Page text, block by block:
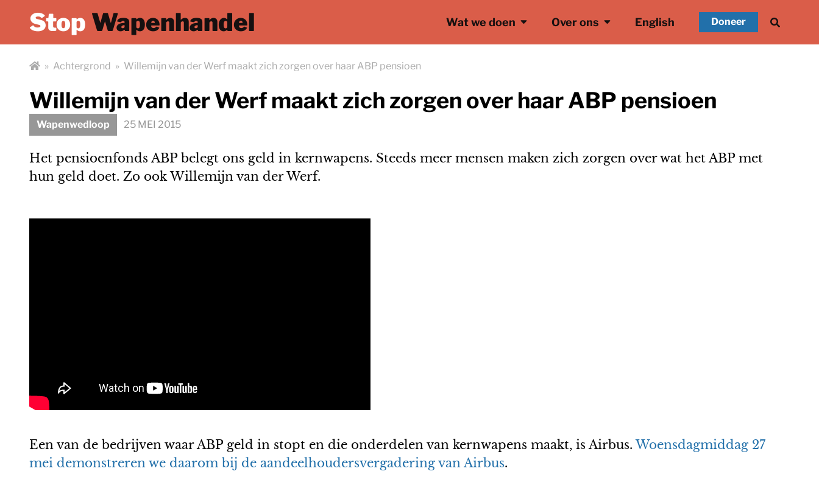
Stop Wapenhandel Wat we doen Over ons English Doneer
» Achtergrond » Willemijn van der Werf maakt zich zorgen over haar ABP pensioen
Willemijn van der Werf maakt zich zorgen over haar ABP pensioen
Wapenwedloop 25 MEI 2015
Het pensioenfonds ABP belegt ons geld in kernwapens. Steeds meer mensen maken zich zorgen over wat het ABP met
hun geld doet. Zo ook Willemijn van der Werf.
Een van de bedrijven waar ABP geld in stopt en die onderdelen van kernwapens maakt, is Airbus.Woensdagmiddag 27
mei demonstreren we daarom bij de aandeelhoudersvergadering van Airbus.